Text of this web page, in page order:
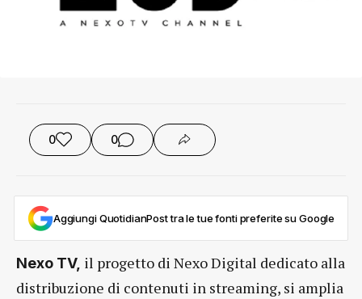
0 0
Aggiungi QuotidianPost tra le tue fonti preferite su Google
Nexo TV, il progetto di Nexo Digital dedicato alla
distribuzione di contenuti in streaming, si amplia